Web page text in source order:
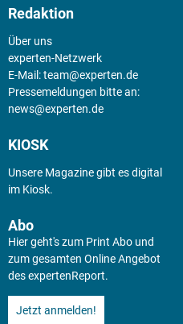
Redaktion
Über uns
experten-Netzwerk
E-Mail:team@experten.de
Pressemeldungen bitte an:
news@experten.de
KIOSK
Unsere Magazine gibt es digital
im Kiosk.
Abo
Hier geht's zum Print Abo und
zum gesamten Online Angebot
des expertenReport.
Jetzt anmelden!